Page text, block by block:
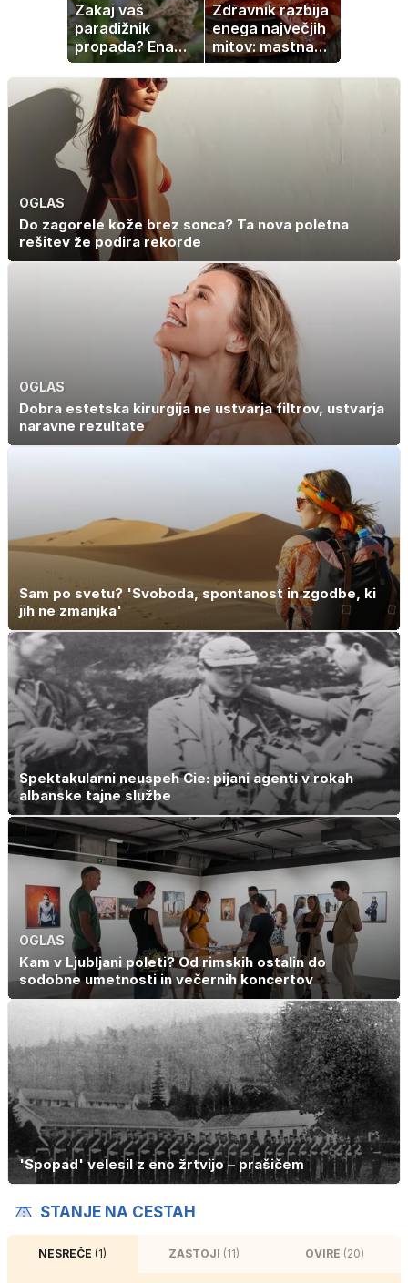
Zakaj vaš
paradižnik
propada? Ena
napaka lahko
uniči rastline –
tako jih rešite
Zdravnik razbija
enega največjih
mitov: mastna
jetra ne
nastanejo zaradi
OGLAS
Do zagorele kože brez sonca? Ta nova poletna
rešitev že podira rekorde
OGLAS
Dobra estetska kirurgija ne ustvarja filtrov, ustvarja
naravne rezultate
Sam po svetu? 'Svoboda, spontanost in zgodbe, ki
jih ne zmanjka'
Spektakularni neuspeh Cie: pijani agenti v rokah
albanske tajne službe
OGLAS
Kam v Ljubljani poleti? Od rimskih ostalin do
sodobne umetnosti in večernih koncertov
'Spopad' velesil z eno žrtvijo – prašičem
STANJE NA CESTAH
NESREČE(1) ZASTOJI (11) OVIRE (20)